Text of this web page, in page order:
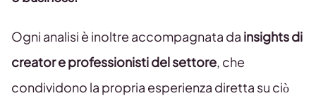
Ogni analisi è inoltre accompagnata da insights di
creator e professionisti del settore, che
condividono la propria esperienza diretta su ciò